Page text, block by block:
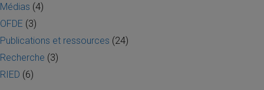
Médias (4)
OFDE (3)
Publications et ressources (24)
Recherche (3)
RIED (6)